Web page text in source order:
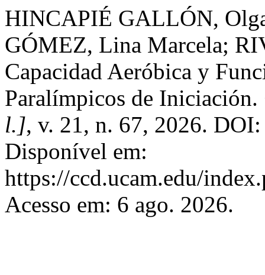
HINCAPIÉ GALLÓN,
GÓMEZ, Lina Marcela;
Capacidad Aeróbica y
Paralímpicos de Iniciación.
l.], v. 21, n. 67, 2026.
Disponível em:
https://ccd.ucam.edu/
Acesso em: 6 ago. 2026.